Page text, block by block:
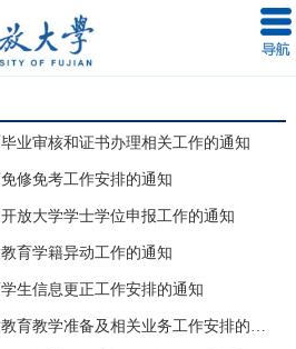
业审核和证书办理相关工作的通知
修免考工作安排的通知
放大学学士学位申报工作的通知
育学籍异动工作的通知
生信息更正工作安排的通知